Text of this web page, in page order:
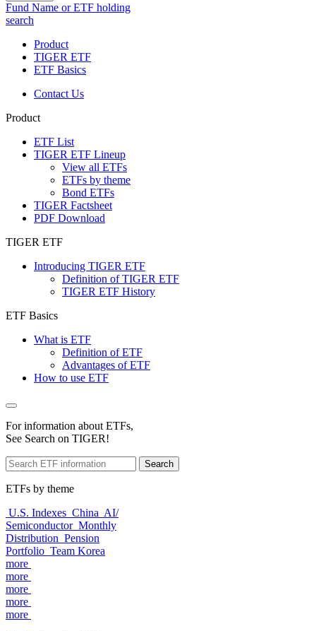
Fund Name or ETF holding
search
Product
TIGER ETF
ETF Basics
Contact Us
Product
ETF List
TIGER ETF Lineup
View all ETFs
ETFs by theme
Bond ETFs
TIGER Factsheet
PDF Download
TIGER ETF
Introducing TIGER ETF
Definition of TIGER ETF
TIGER ETF History
ETF Basics
What is ETF
Definition of ETF
Advantages of ETF
How to use ETF
For information about ETFs,
See Search on TIGER!
Search
ETFs by theme
U.S. Indexes China AI/
Semiconductor Monthly
Distribution Pension
Portfolio Team Korea
more
more
more
more
more